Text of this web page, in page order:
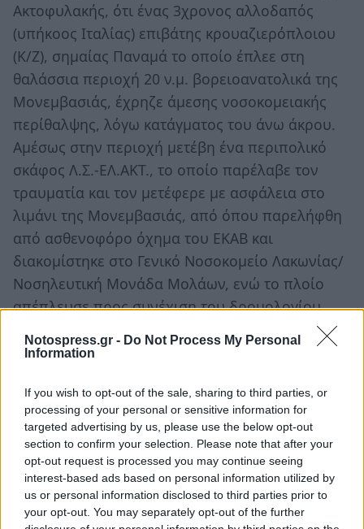
Notospress.gr - Do Not Process My Personal
Information
If you wish to opt-out of the sale, sharing to third parties, or
processing of your personal or sensitive information for
targeted advertising by us, please use the below opt-out
section to confirm your selection. Please note that after your
opt-out request is processed you may continue seeing
interest-based ads based on personal information utilized by
us or personal information disclosed to third parties prior to
your opt-out. You may separately opt-out of the further
Ακτοφυλακής, ότι ένας 3χρονος αλλοδαπός
(υπήκοος Ιταλίας) επιβάτης κρουαζιερόπλοιου
(Κ/Ζ), σημαίας Παναμά το οποίο έπλεε στη
θαλάσσια περιοχή 20 ν.μ. βορειοανατολικά της
Μονεμβασιάς, έχρηζε άμεσης νοσοκομειακής
περίθαλψης, λόγω κατάγματος του άνω άκρου.
Αμέσως στην περιοχή μετέβη ένα περιπολικό
σκάφος Λ.Σ.-ΕΛ.ΑΚΤ., το οποίο παρέλαβε τον
τραυματία και τον μετέφερε με ασφάλεια στο
λιμάνι της Μονεμβασιάς, από όπου παρελήφθη
από ασθενοφόρο όχημα του ΕΚΑΒ και
διακομίστηκε στο Γενικό Νοσοκομείο Λακωνίας/
Νοσηλευτική Μονάδα Μολάων, ενώ το πλοίο
απέπλευσε προς συνέχιση του δρομολογίου
μάθετε πρώτοιόλες τις ειδήσεις
TAGS: ΠΕΛΟΠΟΝΝΗΣΟΣ
ΛΙΜΕΝΙΚΟ
ΛΙΜΕΝΙΚΟ ΣΩΜΑ